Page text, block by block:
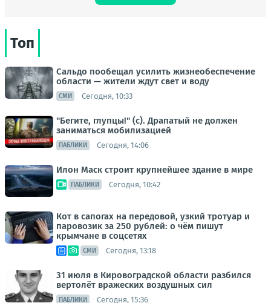
Топ
Сальдо пообещал усилить жизнеобеспечение
области — жители ждут свет и воду
СМИ Сегодня, 10:33
"Бегите, глупцы!" (с). Драпатый не должен
заниматься мобилизацией
ПАБЛИКИ Сегодня, 14:06
Илон Маск строит крупнейшее здание в мире
ПАБЛИКИ Сегодня, 10:42
Кот в сапогах на передовой, узкий тротуар и
паровозик за 250 рублей: о чём пишут
крымчане в соцсетях
СМИ Сегодня, 13:18
31 июля в Кировоградской области разбился
вертолёт вражеских воздушных сил
ПАБЛИКИ Сегодня, 15:36